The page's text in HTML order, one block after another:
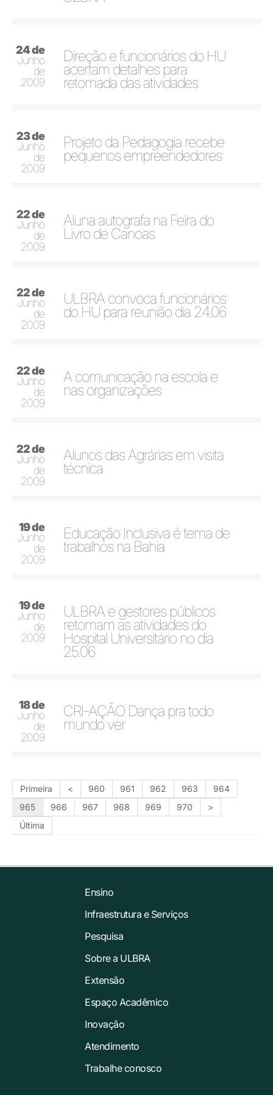
24 de
Junho
de
2009
Direção e funcionários do HU
acertam detalhes para
retomada das atividades
23 de
Junho
de
2009
Projeto da Pedagogia recebe
pequenos empreendedores
22 de
Junho
de
2009
Aluna autografa na Feira do
Livro de Canoas
22 de
Junho
de
2009
ULBRA convoca funcionários
do HU para reunião dia 24.06
22 de
Junho
de
2009
A comunicação na escola e
nas organizações
22 de
Junho
de
2009
Alunos das Agrárias em visita
técnica
19 de
Junho
de
2009
Educação Inclusiva é tema de
trabalhos na Bahia
19 de
Junho
de
2009
ULBRA e gestores públicos
retomam as atividades do
Hospital Universitário no dia
25.06
18 de
Junho
de
2009
CRI-AÇÃO Dança pra todo
mundo ver
Primeira < 960 961 962 963
964
965
966 967 968 969 970
>
Última
Ensino
Infraestrutura e Serviços
Pesquisa
Sobre a ULBRA
Extensão
Espaço Acadêmico
Inovação
Atendimento
Trabalhe conosco